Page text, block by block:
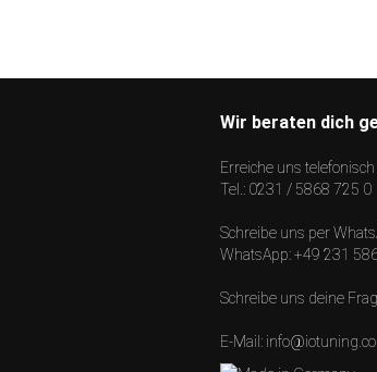
Wir beraten dich
Erreiche uns
Tel.: 0231 / 5868 725 0
Schreibe uns per
WhatsApp:+49 231
Schreibe uns deine
E-Mail: